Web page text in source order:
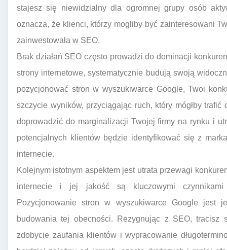
stajesz się niewidzialny dla ogromnej grupy osób
oznacza, że klienci, którzy mogliby być zainteresowani
zainwestowała w SEO.
Brak działań SEO często prowadzi do dominacji
strony internetowe, systematycznie budują swoją
pozycjonować stron w wyszukiwarce Google, Twoi
szczycie wyników, przyciągając ruch, który mógłby
doprowadzić do marginalizacji Twojej firmy na rynku i
potencjalnych klientów będzie identyfikować się z
internecie.
Kolejnym istotnym aspektem jest utrata przewagi
internecie i jej jakość są kluczowymi czynnikami
Pozycjonowanie stron w wyszukiwarce Google jest
budowania tej obecności. Rezygnując z SEO,
zdobycie zaufania klientów i wypracowanie